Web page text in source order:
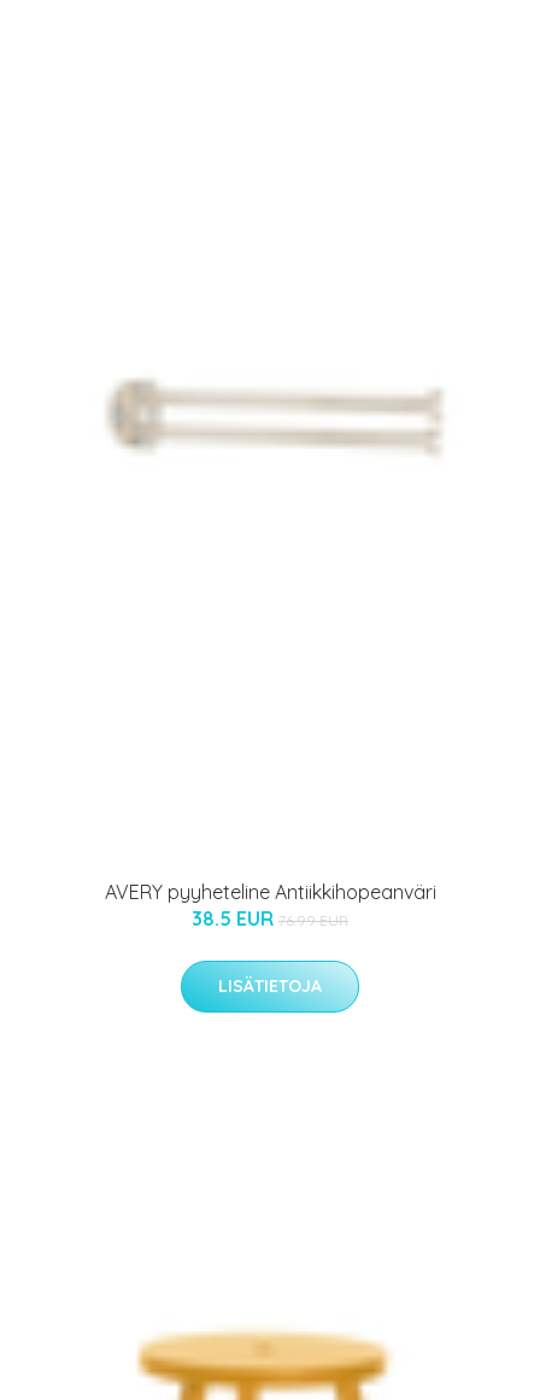
AVERY pyyheteline Antiikkihopeanväri
38.5 EUR 76.99 EUR
LISÄTIETOJA